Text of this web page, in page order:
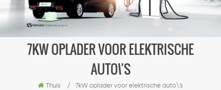
7KW OPLADER VOOR ELEKTRISCHE
AUTO\'S
Thuis / 7kW oplader voor elektrische auto\'s